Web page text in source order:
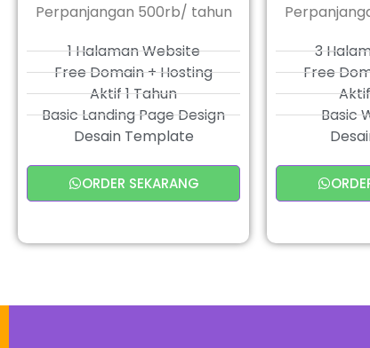
Perpanjangan 500rb/ tahun
1 Halaman Website
Free Domain + Hosting
Aktif 1 Tahun
Basic Landing Page Design
Desain Template
ORDER SEKARANG
3
Free
Basic